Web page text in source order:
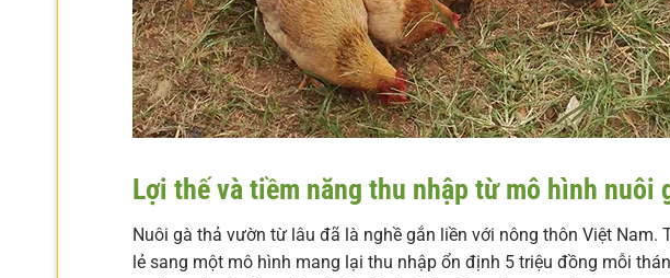
Lợi thế và tiềm năng thu nhập từ mô hình nuôi
Nuôi gà thả vườn từ lâu đã là nghề gắn liền với nông thôn Việt Nam.
lẻ sang một mô hình mang lại thu nhập ổn định 5 triệu đồng mỗi